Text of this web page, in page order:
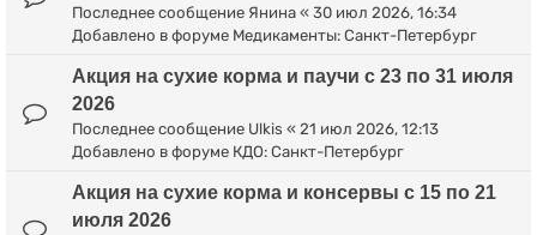
Последнее сообщение Янина « 30 июл 2026, 16:34
Добавлено в форуме Медикаменты: Санкт-Петербург
Акция на сухие корма и паучи с 23 по 31 июля
2026
Последнее сообщение Ulkis « 21 июл 2026, 12:13
Добавлено в форуме КДО: Санкт-Петербург
Акция на сухие корма и консервы с 15 по 21
июля 2026